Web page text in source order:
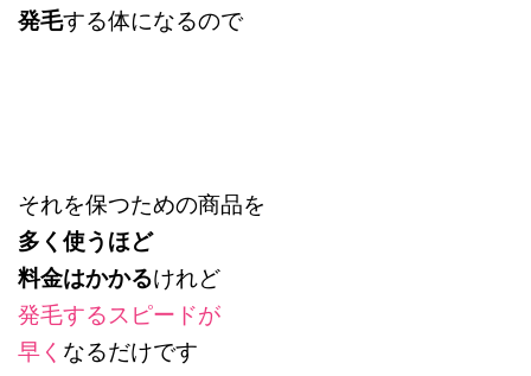
発毛する体になるので
それを保つための商品を
多く使うほど
料金はかかるけれど
発毛するスピードが
早く なるだけです